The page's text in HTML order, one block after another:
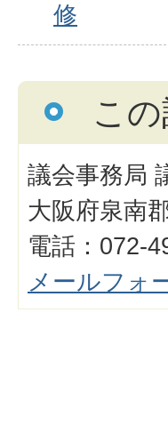
修
こ
議会事務局
大阪府泉南
電話：072-
メールフォ